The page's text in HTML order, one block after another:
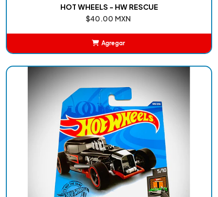
HOT WHEELS - HW RESCUE
$40.00 MXN
Agregar